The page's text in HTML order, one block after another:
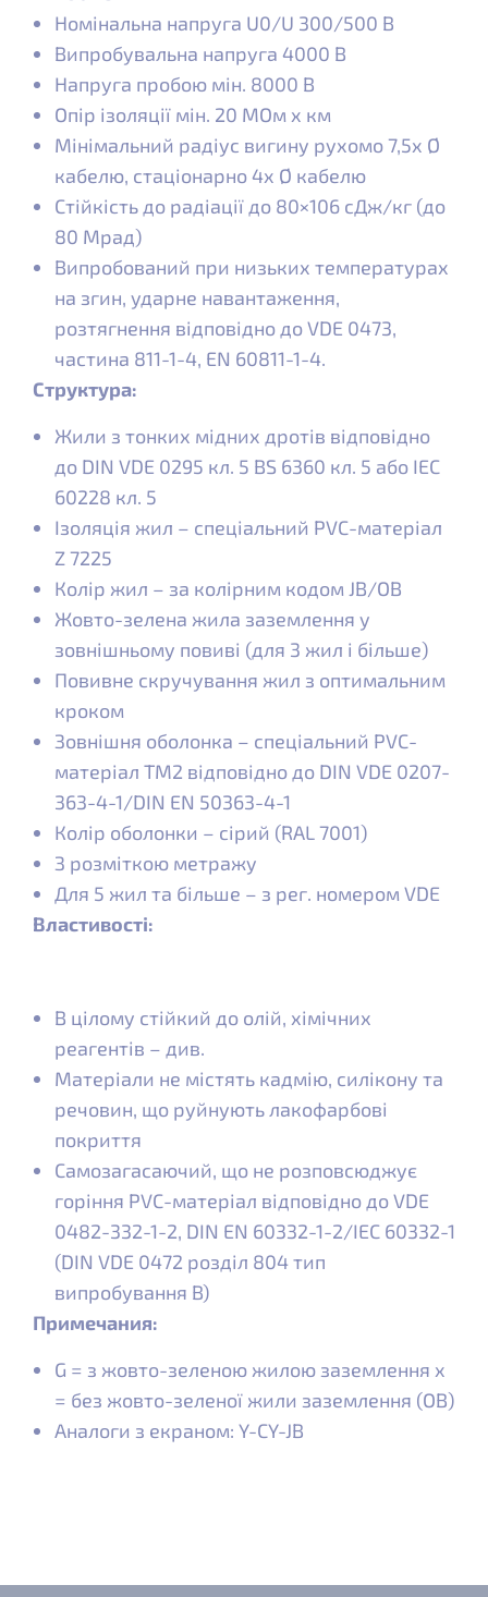
Номінальна напруга U0/U 300/500 В
Випробувальна напруга 4000 В
Напруга пробою мін. 8000 В
Опір ізоляції мін. 20 МОм x км
Мінімальний радіус вигину рухомо 7,5x Ø
кабелю, стаціонарно 4x Ø кабелю
Стійкість до радіації до 80×106 сДж/кг (до
80 Мрад)
Випробований при низьких температурах
на згин, ударне навантаження,
розтягнення відповідно до VDE 0473,
частина 811-1-4, EN 60811-1-4.
Структура:
Жили з тонких мідних дротів відповідно
до DIN VDE 0295 кл. 5 BS 6360 кл. 5 або IEC
60228 кл. 5
Ізоляція жил – спеціальний PVC-матеріал
Z 7225
Колір жил – за колірним кодом JB/OB
Жовто-зелена жила заземлення у
зовнішньому повиві (для 3 жил і більше)
Повивне скручування жил з оптимальним
кроком
Зовнішня оболонка – спеціальний PVC-
матеріал TM2 відповідно до DIN VDE 0207-
363-4-1/DIN EN 50363-4-1
Колір оболонки – сірий (RAL 7001)
З розміткою метражу
Для 5 жил та більше – з рег. номером VDE
Властивості:
В цілому стійкий до олій, хімічних
реагентів – див.
Матеріали не містять кадмію, силікону та
речовин, що руйнують лакофарбові
покриття
Самозагасаючий, що не розповсюджує
горіння PVC-матеріал відповідно до VDE
0482-332-1-2, DIN EN 60332-1-2/IEC 60332-1
(DIN VDE 0472 розділ 804 тип
випробування B)
Примечания:
G = з жовто-зеленою жилою заземлення x
= без жовто-зеленої жили заземлення (OB)
Аналоги з екраном: Y-CY-JB